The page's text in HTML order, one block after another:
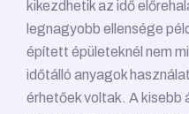
kikezdhetik az idő
legnagyobb ellensége
épített épületeknél nem
időtálló anyagok
érhetőek voltak. A kisebb